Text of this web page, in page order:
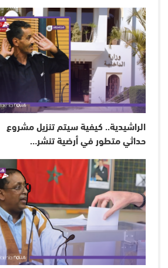
الراشيدية.. كيفية سيتم تنزيل مشروع
حداثي متطور في أرضية تنشر…